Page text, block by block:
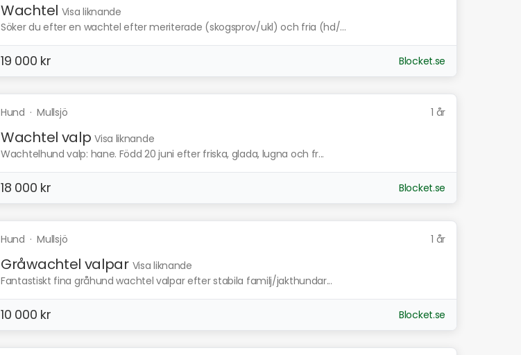
Wachtel Visa liknande
Söker du efter en wachtel efter meriterade (skogsprov/ukl) och fria (hd/...
19 000 kr Blocket.se
Hund ·Mullsjö 1 år
Wachtel valp Visa liknande
Wachtelhund valp: hane. Född 20 juni efter friska, glada, lugna och fr...
18 000 kr Blocket.se
Hund ·Mullsjö 1 år
Gråwachtel valpar Visa liknande
Fantastiskt fina gråhund wachtel valpar efter stabila familj/jakthundar...
10 000 kr Blocket.se